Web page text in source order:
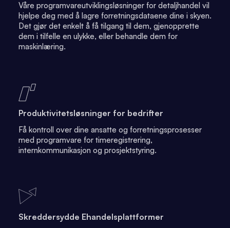
Våre programvareutviklingsløsninger for detaljhandel vil
hjelpe deg med å lagre forretningsdataene dine i skyen.
Det gjør det enkelt å få tilgang til dem, gjenopprette
dem i tilfelle en ulykke, eller behandle dem for
maskinlæring.
Produktivitetsløsninger for bedrifter
Få kontroll over dine ansatte og forretningsprosesser
med programvare for timeregistrering,
internkommunikasjon og prosjektstyring.
Skreddersydde Ehandelsplattformer